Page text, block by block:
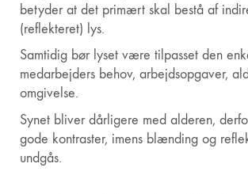
betyder at det primært skal bestå af
(reflekteret) lys.
Samtidig bør lyset være tilpasset den
medarbejders behov, arbejdsopgaver,
omgivelse.
Synet bliver dårligere med alderen,
gode kontraster, imens blænding og
undgås.